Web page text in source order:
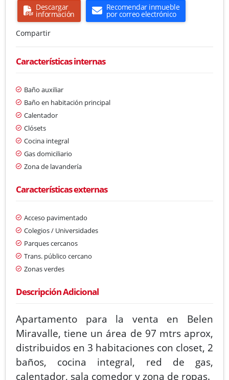
Descargar
información
Recomendar inmueble
por correo electrónico
Compartir
Características internas
Baño auxiliar
Baño en habitación principal
Calentador
Clósets
Cocina integral
Gas domiciliario
Zona de lavandería
Características externas
Acceso pavimentado
Colegios / Universidades
Parques cercanos
Trans. público cercano
Zonas verdes
Descripción Adicional
Apartamento para la venta en Belen
Miravalle, tiene un área de 97 mtrs aprox,
distribuidos en 3 habitaciones con closet, 2
baños, cocina integral, red de gas,
calentador, sala comedor y zona de ropas.